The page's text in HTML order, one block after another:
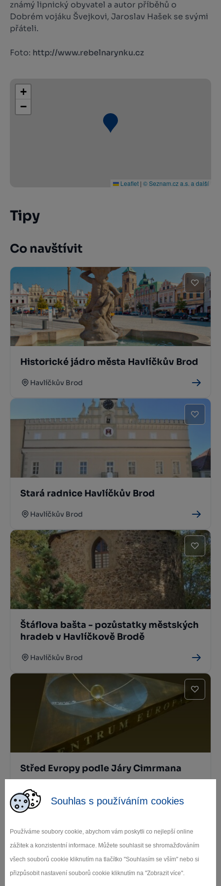
Souhlas s používáním cookies
Používáme soubory cookie, abychom vám poskytli co nejlepší online
zážitek a konzistentní informace. Můžete souhlasit se shromažďováním
všech souborů cookie kliknutím na tlačítko "Souhlasím se vším" nebo si
přizpůsobit nastavení souborů cookie kliknutím na "Zobrazit více".
známý lipnický obyvatel a autor příběhů o
Dobrém vojáku Švejkovi, Jaroslav Hašek se svými
přáteli.
Foto: http://www.rebelnarynku.cz
+
−
Leaflet | © Seznam.cz a.s. a další
Tipy
Co navštívit
Historické jádro města Havlíčkův Brod
Havlíčkův Brod
Stará radnice Havlíčkův Brod
Havlíčkův Brod
Štáflova bašta - pozůstatky městských
hradeb v Havlíčkově Brodě
Havlíčkův Brod
Střed Evropy podle Járy Cimrmana
Havlíčkův Brod